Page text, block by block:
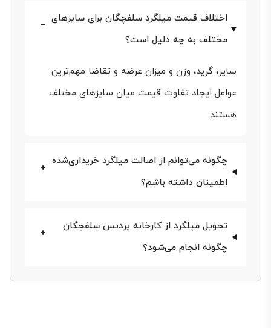
انتخاب مناسب‌تر برای خریداران ساده‌تر شود.
در سال‌های اخیر نوسانات بازار فولاد باعث تغییر مداوم
قیمت میلگرد سلفچگان (میلگرد پردیس آذربایجان) شده
است. این محصول که در شهرک صنعتی سلفچگان و
توسط مجتمع صنعت تجارت پردیس آذربایجان تولید
پروژه‌های ساختمانی کشور به‌سرعت مورد توجه قرار گرفته
است. عوامل متعددی مانند نوسان نرخ ارز، هزینه‌های
برای هر کیلوگرم آن تأثیر می‌گذارند. حتی کاهش جزئی در
قیمت میلگرد پردیس آذربایجان
اختلاف قیمت میلگرد سلفچگان برای سایزهای
مختلف به چه دلیل است؟
سایز، گرید، وزن و میزان عرضه و تقاضا مهم‌ترین
عوامل ایجاد تفاوت قیمت میان سایزهای مختلف
هستند.
چگونه می‌توانم از اصالت میلگرد خریداری‌شده
اطمینان داشته باشم؟
تحویل میلگرد از کارخانه پردیس سلفچگان
چگونه انجام می‌شود؟